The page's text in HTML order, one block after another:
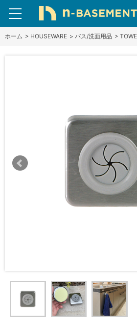
ホーム > HOUSEWARE > バス/洗面用品 >